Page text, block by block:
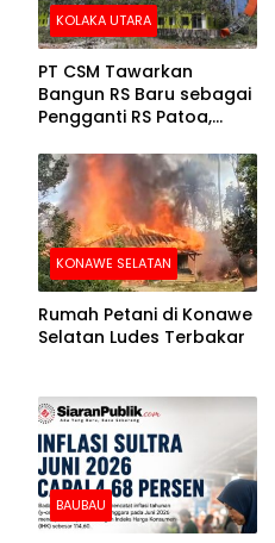
KOLAKA UTARA
PT CSM Tawarkan
Bangun RS Baru sebagai
Pengganti RS Patoa,
Kolut
KONAWE SELATAN
Rumah Petani di Konawe
Selatan Ludes Terbakar
BAUBAU